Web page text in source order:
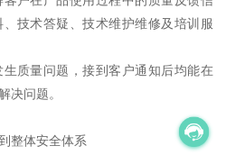
技术答疑、技术维护维修及培训服
质量问题，接到客户通知后均能在
决问题。
整体安全体系